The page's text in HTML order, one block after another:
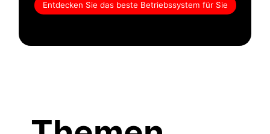
Entdecken Sie das beste Betriebssystem für Sie